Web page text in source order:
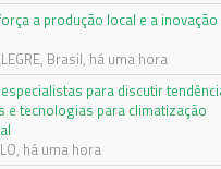
a produção local e a inovação
Brasil, há uma hora
para discutir
e tecnologias para climatização
há uma hora